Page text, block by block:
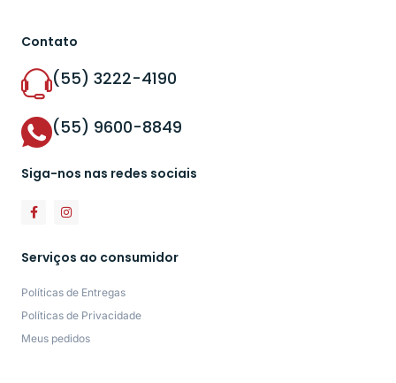
Contato
(55) 3222-4190
(55) 9600-8849
Siga-nos nas redes sociais
Serviços ao consumidor
Políticas de Entregas
Políticas de Privacidade
Meus pedidos